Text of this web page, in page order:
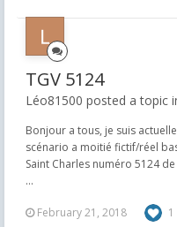
TGV 5124
Léo81500 posted a topic
Bonjour a tous, je suis
scénario a moitié fictif/réel
Saint Charles numéro 5124
...
February 21, 2018 1